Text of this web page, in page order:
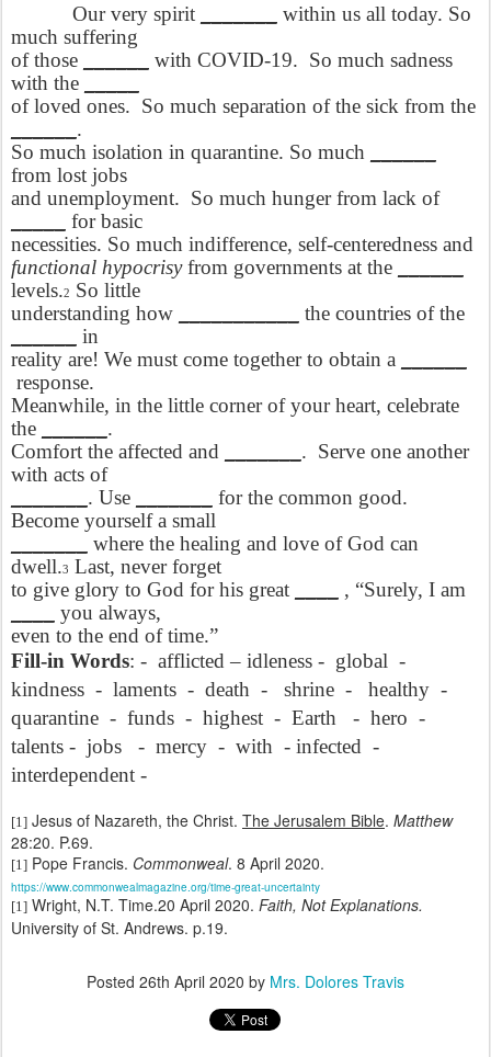
Our very spirit
within us all today. So
much suffering
of those
with COVID-19. So much sadness
with the
of loved ones. So much separation of the sick from the
.
So much isolation in quarantine. So much
from lost jobs
and unemployment. So much hunger from lack of
for basic
necessities. So much indifference, self-centeredness and
functional hypocrisyfrom governments at the
levels.2
So little
understanding how
the countries of the
in
reality are! We must come together to obtain a
response.
Meanwhile, in the little corner of your heart, celebrate
the
.
Comfort the affected and
. Serve one another
with acts of
. Use
for the common good.
Become yourself a small
where the healing and love of God can
dwell.3 Last, never forget
to give glory to God for his great
, “Surely, I am
you always,
even to the end of time.”
Fill-in Words: - afflicted – idleness - global -
kindness - laments - death - shrine - healthy -
quarantine - funds - highest - Earth - hero -
talents - jobs - mercy - with - infected -
interdependent -
[1] Jesus of Nazareth, the Christ. The Jerusalem Bible. Matthew
28:20. P.69.
[1] Pope Francis. Commonweal. 8 April 2020.
https://www.commonwealmagazine.org/time-great-uncertainty
[1] Wright, N.T. Time.20 April 2020. Faith, Not Explanations.
University of St. Andrews. p.19.
Posted 26th April 2020 by Mrs. Dolores Travis